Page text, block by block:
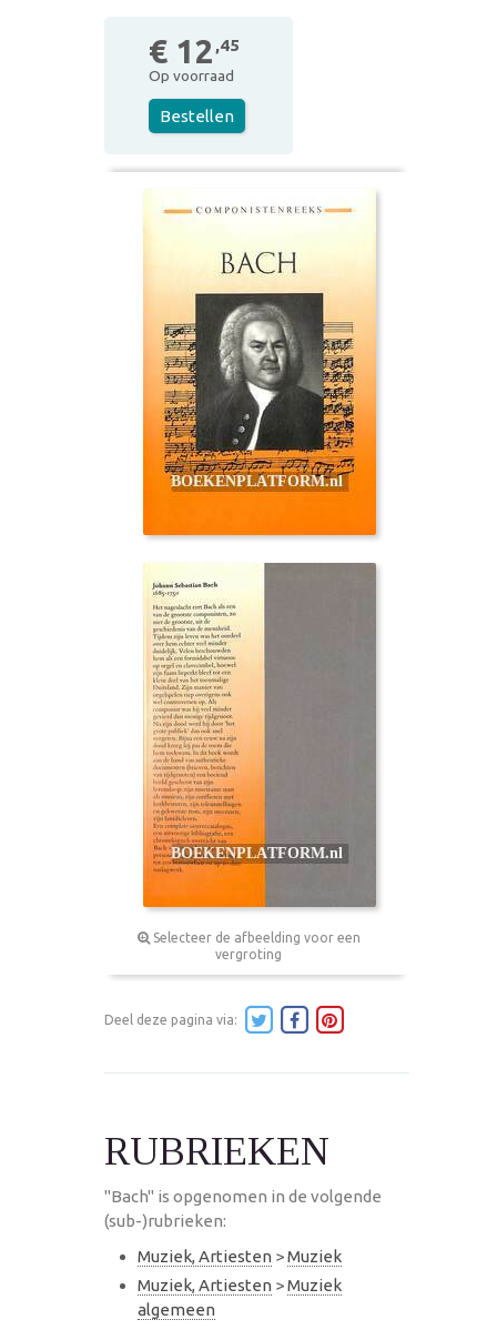
€ 12 ,45
Op voorraad
Bestellen
Selecteer de afbeelding voor een
vergroting
Deel deze pagina via:
RUBRIEKEN
"Bach" is opgenomen in de volgende
(sub-)rubrieken:
Muziek, Artiesten >Muziek
Muziek, Artiesten >Muziek
algemeen